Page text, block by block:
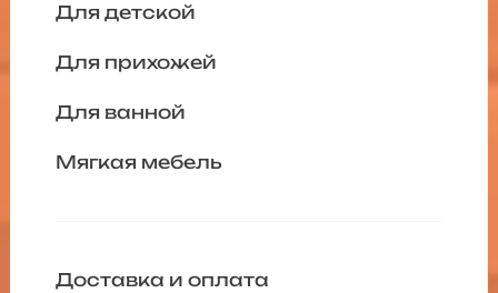
Для детской
Для прихожей
Для ванной
Мягкая мебель
Доставка и оплата